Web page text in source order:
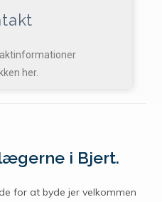
her.
i Bjert.
for at byde jer velkommen